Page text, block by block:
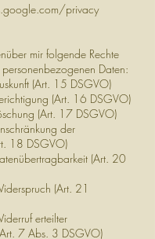
privacy
mir folgende Rechte
Daten:
(Art. 15 DSGVO)
(Art. 16 DSGVO)
(Art. 17 DSGVO)
der
18 DSGVO)
(Art. 20
(Art. 21
erteilter
7 Abs. 3 DSGVO)